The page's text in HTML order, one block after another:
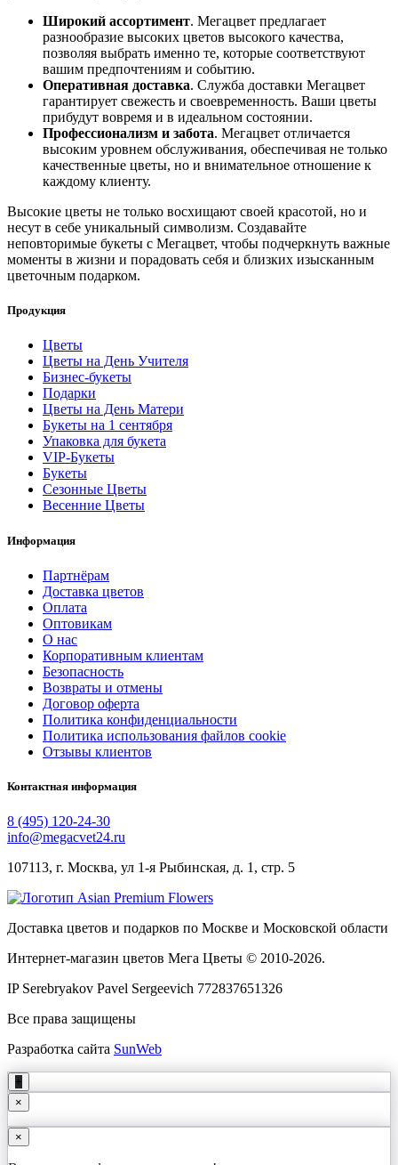
Широкий ассортимент. Мегацвет предлагает
разнообразие высоких цветов высокого качества,
позволяя выбрать именно те, которые соответствуют
вашим предпочтениям и событию.
Оперативная доставка. Служба доставки Мегацвет
гарантирует свежесть и своевременность. Ваши цветы
прибудут вовремя и в идеальном состоянии.
Профессионализм и забота. Мегацвет отличается
высоким уровнем обслуживания, обеспечивая не только
качественные цветы, но и внимательное отношение к
каждому клиенту.
Высокие цветы не только восхищают своей красотой, но и
несут в себе уникальный символизм. Создавайте
неповторимые букеты с Мегацвет, чтобы подчеркнуть важные
моменты в жизни и порадовать себя и близких изысканным
цветочным подарком.
Продукция
Цветы
Цветы на День Учителя
Бизнес-букеты
Подарки
Цветы на День Матери
Букеты на 1 сентября
Упаковка для букета
VIP-Букеты
Букеты
Сезонные Цветы
Весенние Цветы
Информация
Партнёрам
Доставка цветов
Оплата
Оптовикам
О нас
Корпоративным клиентам
Безопасность
Возвраты и отмены
Договор оферта
Политика конфиденциальности
Политика использования файлов cookie
Отзывы клиентов
Контактная информация
8 (495) 120-24-30
info@megacvet24.ru
107113, г. Москва, ул 1-я Рыбинская, д. 1, стр. 5
Доставка цветов и подарков по Москве и Московской области
Интернет-магазин цветов Мега Цветы © 2010-2026.
IP Serebryakov Pavel Sergeevich 772837651326
Все права защищены
Разработка сайта SunWeb
+
×
×